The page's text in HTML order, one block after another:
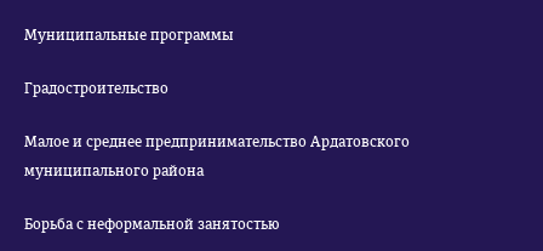
Муниципальные программы
Градостроительство
Малое и среднее предпринимательство Ардатовского
муниципального района
Борьба с неформальной занятостью